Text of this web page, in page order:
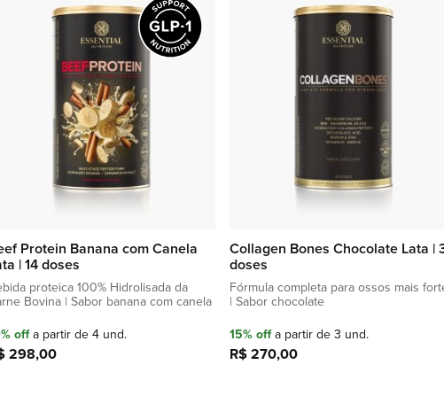
lista
de
Protein Banana com Canela
| 14 doses
proteica 100% Hidrolisada da
Bovina | Sabor banana com canela
offa partir de 4 und.
298,00
Collagen Bones Chocolate Lata |
doses
Fórmula completa para ossos mais
| Sabor chocolate
15% offa partir de 3 und.
R$ 270,00